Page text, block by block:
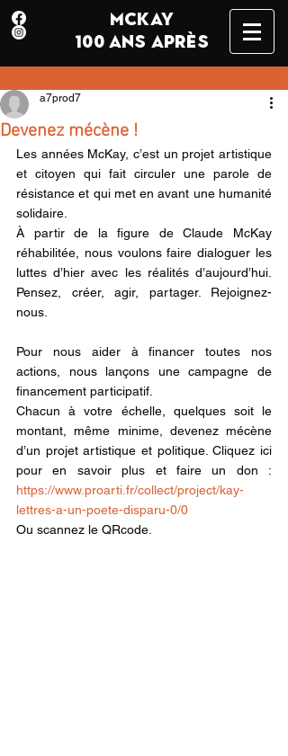
MCKAY
100 ANS APRÈS
Devenez mécène !
a7prod7
Les années McKay, c’est un projet artistique
et citoyen qui fait circuler une parole de
résistance et qui met en avant une humanité
solidaire.
À partir de la figure de Claude McKay
réhabilitée, nous voulons faire dialoguer les
luttes d’hier avec les réalités d’aujourd’hui.
Pensez, créer, agir, partager. Rejoignez-
nous.
Pour nous aider à financer toutes nos
actions, nous lançons une campagne de
financement participatif.
Chacun à votre échelle, quelques soit le
montant, même minime, devenez mécène
d’un projet artistique et politique. Cliquez ici
https://www.proarti.fr/collect/project/kay-
lettres-a-un-poete-disparu-0/0
Ou scannez le QRcode.